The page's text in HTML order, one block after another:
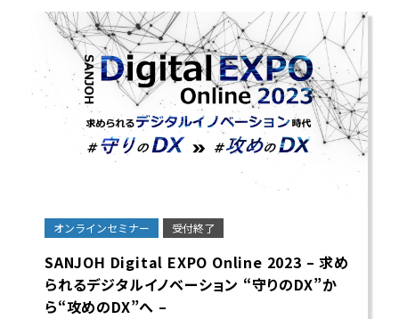
オンラインセミナー 受付終了
SANJOH Digital EXPO Online 2023 – 求め
られるデジタルイノベーション “守りのDX”か
ら“攻めのDX”へ –